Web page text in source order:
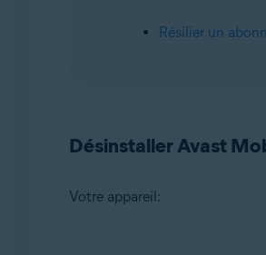
Résilier un
Désinstaller Avast
Votre appareil: